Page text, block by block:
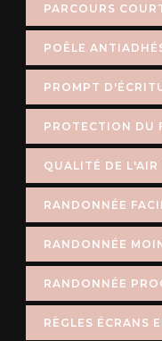
PARCOURS
POÊLE
PROMPT
PROTECTION DU
QUALITÉ DE L'AIR
RANDONNÉE
RANDONNÉE
RANDONNÉE
RÈGLES ÉCRANS